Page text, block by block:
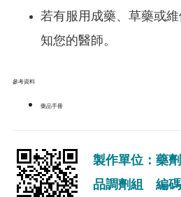
若有服用成藥、草藥或
知您的醫師。
參考資料
藥品手冊
製作單位：藥
品調劑組 編碼